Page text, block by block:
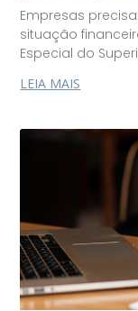
Empresas
situação
Especial do
LEIA MAIS